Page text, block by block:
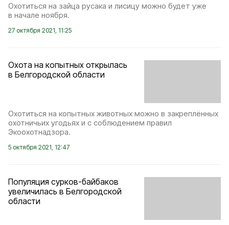
Охотиться на зайца русака и лисицу можно будет уже
в начале ноября.
27 октября 2021, 11:25
Охота на копытных открылась
в Белгородской области
Охотиться на копытных животных можно в закреплённых
охотничьих угодьях и с соблюдением правил
Экоохотнадзора.
5 октября 2021, 12:47
Популяция сурков-байбаков
увеличилась в Белгородской
области